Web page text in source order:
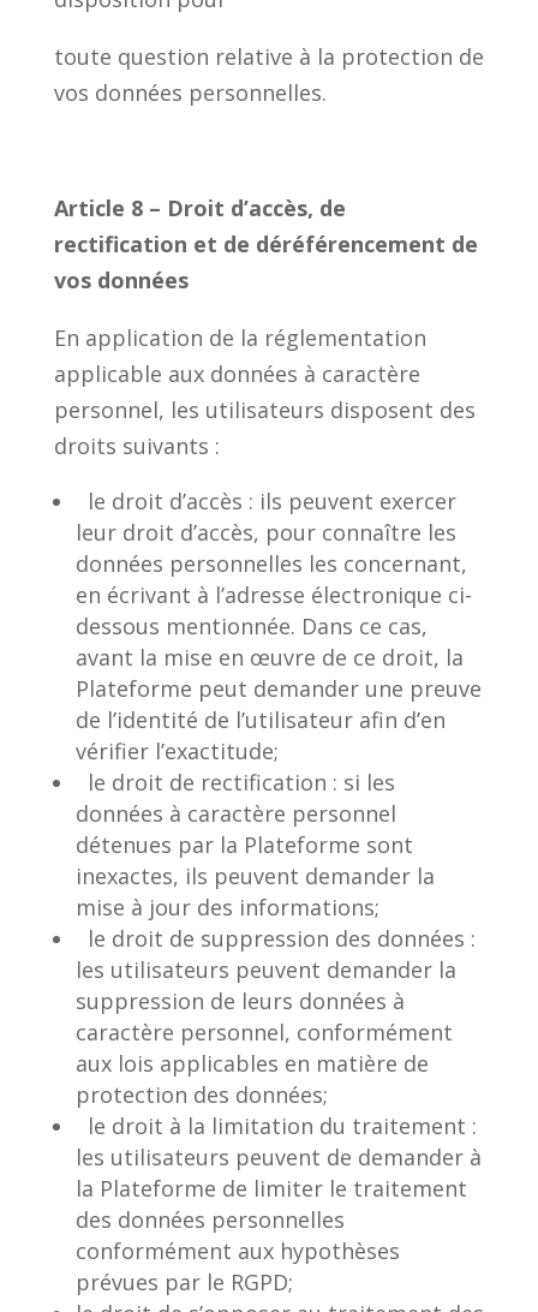
toute question relative à la protection de
vos données personnelles.
Article 8 – Droit d’accès, de
rectification et de déréférencement de
vos données
En application de la réglementation
applicable aux données à caractère
personnel, les utilisateurs disposent des
droits suivants :
le droit d’accès : ils peuvent exercer
leur droit d’accès, pour connaître les
données personnelles les concernant,
en écrivant à l’adresse électronique ci-
dessous mentionnée. Dans ce cas,
avant la mise en œuvre de ce droit, la
Plateforme peut demander une preuve
de l’identité de l’utilisateur afin d’en
vérifier l’exactitude;
le droit de rectification : si les
données à caractère personnel
détenues par la Plateforme sont
inexactes, ils peuvent demander la
mise à jour des informations;
le droit de suppression des données :
les utilisateurs peuvent demander la
suppression de leurs données à
caractère personnel, conformément
aux lois applicables en matière de
protection des données;
le droit à la limitation du traitement :
les utilisateurs peuvent de demander à
la Plateforme de limiter le traitement
des données personnelles
conformément aux hypothèses
prévues par le RGPD;